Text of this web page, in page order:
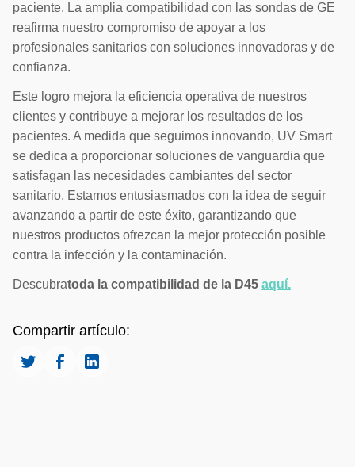
paciente. La amplia compatibilidad con las sondas de GE
reafirma nuestro compromiso de apoyar a los
profesionales sanitarios con soluciones innovadoras y de
confianza.
Este logro mejora la eficiencia operativa de nuestros
clientes y contribuye a mejorar los resultados de los
pacientes. A medida que seguimos innovando, UV Smart
se dedica a proporcionar soluciones de vanguardia que
satisfagan las necesidades cambiantes del sector
sanitario. Estamos entusiasmados con la idea de seguir
avanzando a partir de este éxito, garantizando que
nuestros productos ofrezcan la mejor protección posible
contra la infección y la contaminación.
‍Descubratoda la compatibilidad de la D45 aquí.
Compartir artículo: